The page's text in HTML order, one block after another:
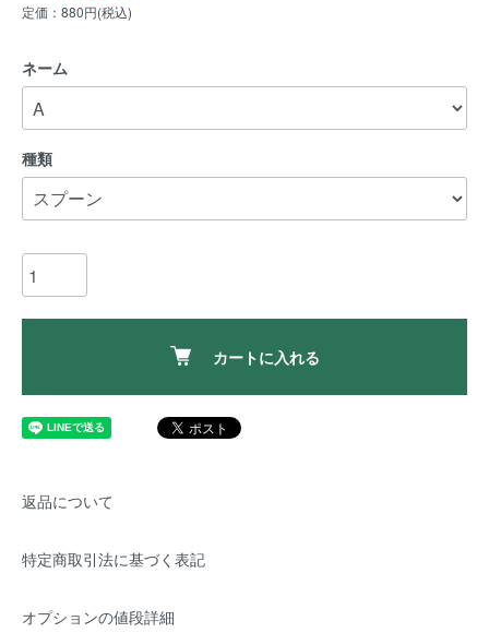
定価：880円(税込)
ネーム
種類
カートに入れる
返品について
特定商取引法に基づく表記
オプションの値段詳細